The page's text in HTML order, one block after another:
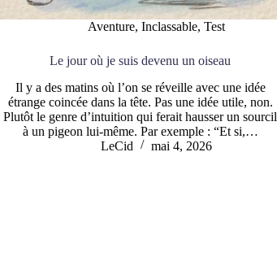
Aventure,Inclassable,Test
Le jour où je suis devenu un oiseau
Il y a des matins où l’on se réveille avec une idée
étrange coincée dans la tête. Pas une idée utile, non.
Plutôt le genre d’intuition qui ferait hausser un sourcil
à un pigeon lui-même. Par exemple : “Et si,…
LeCid
mai 4, 2026